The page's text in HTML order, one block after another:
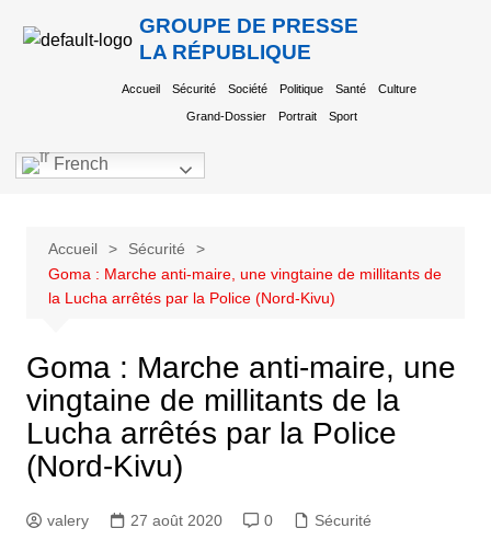
GROUPE DE PRESSE
LA RÉPUBLIQUE
Accueil Sécurité Société Politique Santé Culture
Grand-Dossier Portrait Sport
French
Accueil
Sécurité
Goma : Marche anti-maire, une vingtaine de millitants de
la Lucha arrêtés par la Police (Nord-Kivu)
Goma : Marche anti-maire, une
vingtaine de millitants de la
Lucha arrêtés par la Police
(Nord-Kivu)
valery 27 août 2020 0 Sécurité